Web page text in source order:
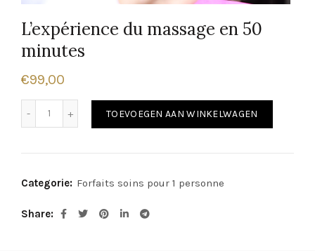
L’expérience du massage en 50
minutes
€99,00
TOEVOEGEN AAN WINKELWAGEN
Categorie: Forfaits soins pour 1 personne
Share